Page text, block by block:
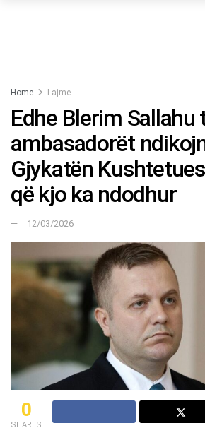
Home Lajme
Edhe Blerim Sallahu
ambasadorët
Gjykatën
që kjo ka ndodhur
12/03/2026
0
SHARES